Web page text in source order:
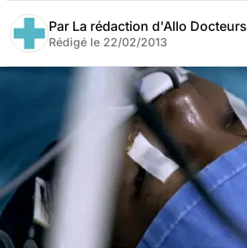
Par La rédaction d'Allo Docteurs
Rédigé le 22/02/2013